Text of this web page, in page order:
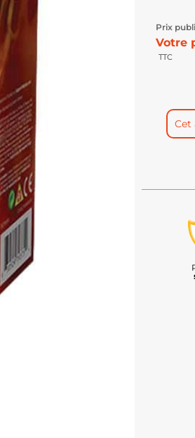
Prix
Votre
TTC
Cet